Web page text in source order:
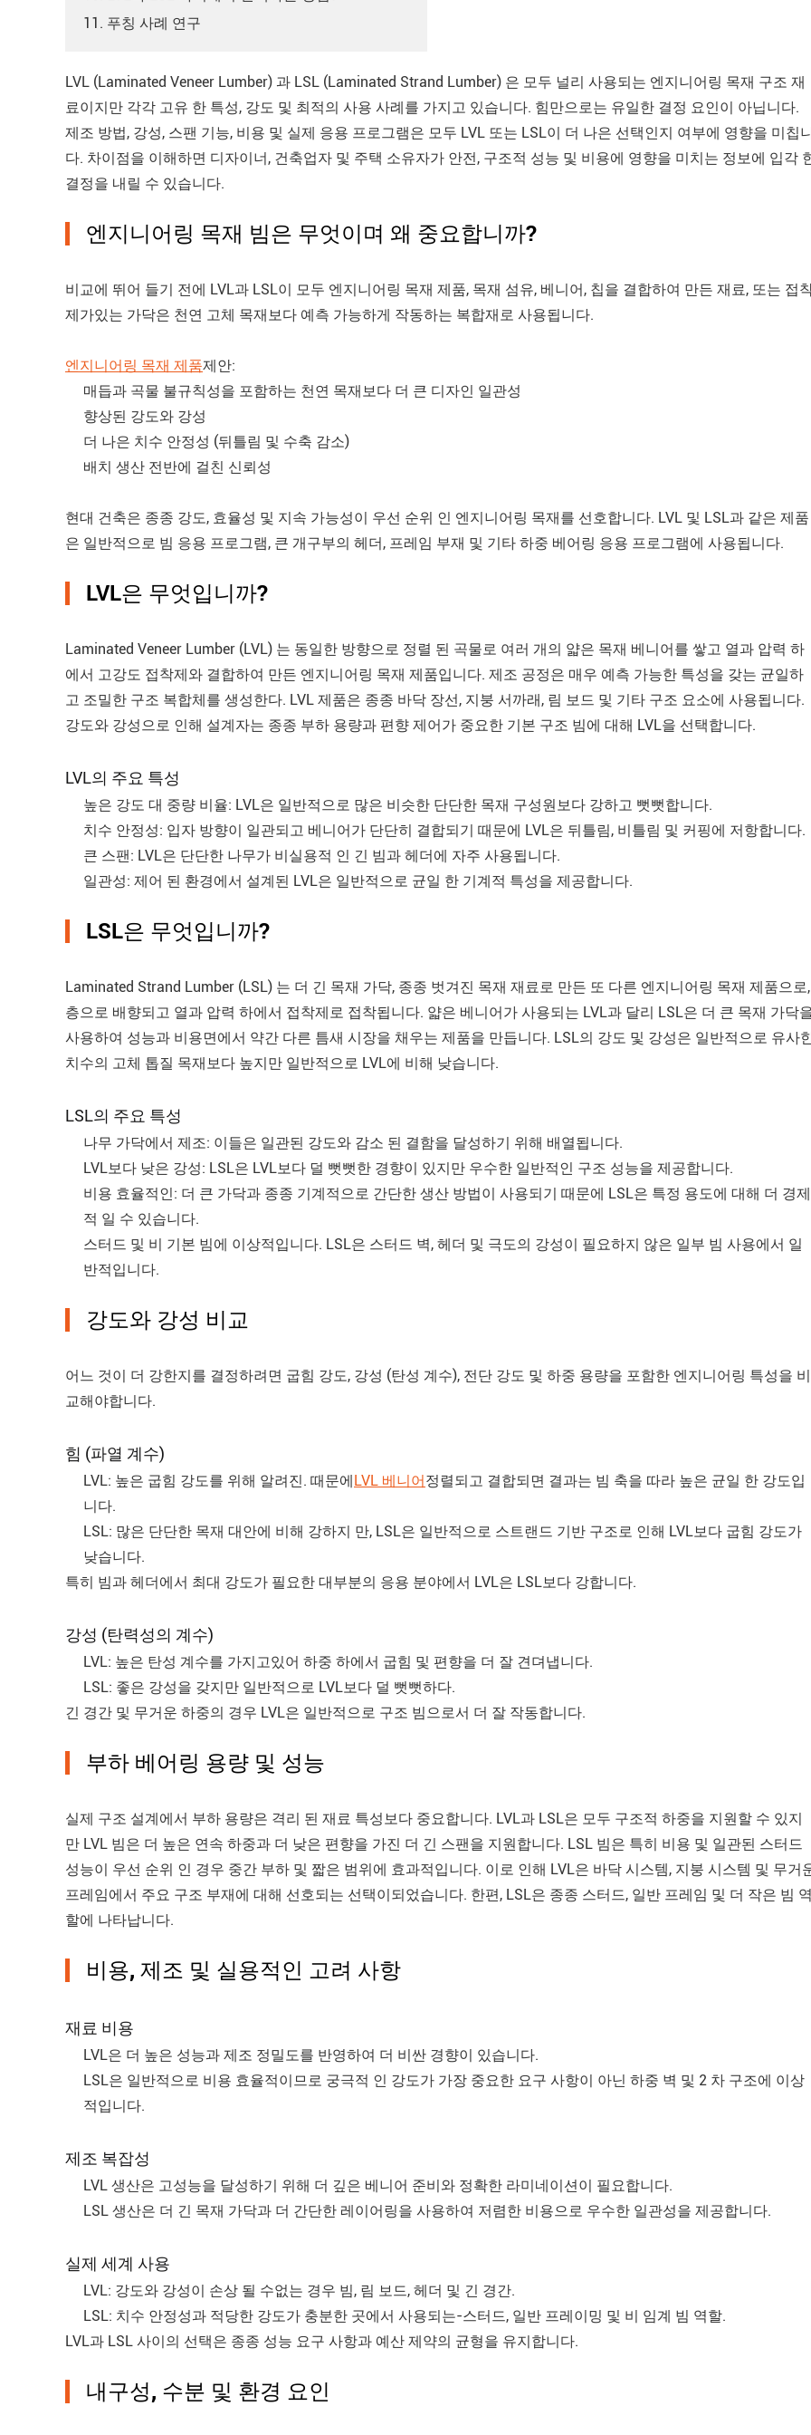
11. 푸칭 사례 연구
LVL (Laminated Veneer Lumber) 과 LSL (Laminated Strand Lumber) 은 모두 널리 사용되는 엔지니어링 목재 구조 재
료이지만 각각 고유 한 특성, 강도 및 최적의 사용 사례를 가지고 있습니다. 힘만으로는 유일한 결정 요인이 아닙니다.
제조 방법, 강성, 스팬 기능, 비용 및 실제 응용 프로그램은 모두 LVL 또는 LSL이 더 나은 선택인지 여부에 영향을 미칩
다. 차이점을 이해하면 디자이너, 건축업자 및 주택 소유자가 안전, 구조적 성능 및 비용에 영향을 미치는 정보에 입각
결정을 내릴 수 있습니다.
엔지니어링 목재 빔은 무엇이며 왜 중요합니까?
비교에 뛰어 들기 전에 LVL과 LSL이 모두 엔지니어링 목재 제품, 목재 섬유, 베니어, 칩을 결합하여 만든 재료, 또는 접
제가있는 가닥은 천연 고체 목재보다 예측 가능하게 작동하는 복합재로 사용됩니다.
엔지니어링 목재 제품제안:
매듭과 곡물 불규칙성을 포함하는 천연 목재보다 더 큰 디자인 일관성
향상된 강도와 강성
더 나은 치수 안정성 (뒤틀림 및 수축 감소)
배치 생산 전반에 걸친 신뢰성
현대 건축은 종종 강도, 효율성 및 지속 가능성이 우선 순위 인 엔지니어링 목재를 선호합니다. LVL 및 LSL과 같은 제품
은 일반적으로 빔 응용 프로그램, 큰 개구부의 헤더, 프레임 부재 및 기타 하중 베어링 응용 프로그램에 사용됩니다.
LVL은 무엇입니까?
Laminated Veneer Lumber (LVL) 는 동일한 방향으로 정렬 된 곡물로 여러 개의 얇은 목재 베니어를 쌓고 열과 압력 하
에서 고강도 접착제와 결합하여 만든 엔지니어링 목재 제품입니다. 제조 공정은 매우 예측 가능한 특성을 갖는 균일하
고 조밀한 구조 복합체를 생성한다. LVL 제품은 종종 바닥 장선, 지붕 서까래, 림 보드 및 기타 구조 요소에 사용됩니다.
강도와 강성으로 인해 설계자는 종종 부하 용량과 편향 제어가 중요한 기본 구조 빔에 대해 LVL을 선택합니다.
LVL의 주요 특성
높은 강도 대 중량 비율: LVL은 일반적으로 많은 비슷한 단단한 목재 구성원보다 강하고 뻣뻣합니다.
치수 안정성: 입자 방향이 일관되고 베니어가 단단히 결합되기 때문에 LVL은 뒤틀림, 비틀림 및 커핑에 저항합니다.
큰 스팬: LVL은 단단한 나무가 비실용적 인 긴 빔과 헤더에 자주 사용됩니다.
일관성: 제어 된 환경에서 설계된 LVL은 일반적으로 균일 한 기계적 특성을 제공합니다.
LSL은 무엇입니까?
Laminated Strand Lumber (LSL) 는 더 긴 목재 가닥, 종종 벗겨진 목재 재료로 만든 또 다른 엔지니어링 목재 제품으로,
층으로 배향되고 열과 압력 하에서 접착제로 접착됩니다. 얇은 베니어가 사용되는 LVL과 달리 LSL은 더 큰 목재 가닥
사용하여 성능과 비용면에서 약간 다른 틈새 시장을 채우는 제품을 만듭니다. LSL의 강도 및 강성은 일반적으로 유사
치수의 고체 톱질 목재보다 높지만 일반적으로 LVL에 비해 낮습니다.
LSL의 주요 특성
나무 가닥에서 제조: 이들은 일관된 강도와 감소 된 결함을 달성하기 위해 배열됩니다.
LVL보다 낮은 강성: LSL은 LVL보다 덜 뻣뻣한 경향이 있지만 우수한 일반적인 구조 성능을 제공합니다.
비용 효율적인: 더 큰 가닥과 종종 기계적으로 간단한 생산 방법이 사용되기 때문에 LSL은 특정 용도에 대해 더 경제
적 일 수 있습니다.
스터드 및 비 기본 빔에 이상적입니다. LSL은 스터드 벽, 헤더 및 극도의 강성이 필요하지 않은 일부 빔 사용에서 일
반적입니다.
강도와 강성 비교
어느 것이 더 강한지를 결정하려면 굽힘 강도, 강성 (탄성 계수), 전단 강도 및 하중 용량을 포함한 엔지니어링 특성을 비
교해야합니다.
힘 (파열 계수)
LVL: 높은 굽힘 강도를 위해 알려진. 때문에LVL 베니어정렬되고 결합되면 결과는 빔 축을 따라 높은 균일 한 강도입
니다.
LSL: 많은 단단한 목재 대안에 비해 강하지 만, LSL은 일반적으로 스트랜드 기반 구조로 인해 LVL보다 굽힘 강도가
낮습니다.
특히 빔과 헤더에서 최대 강도가 필요한 대부분의 응용 분야에서 LVL은 LSL보다 강합니다.
강성 (탄력성의 계수)
LVL: 높은 탄성 계수를 가지고있어 하중 하에서 굽힘 및 편향을 더 잘 견뎌냅니다.
LSL: 좋은 강성을 갖지만 일반적으로 LVL보다 덜 뻣뻣하다.
긴 경간 및 무거운 하중의 경우 LVL은 일반적으로 구조 빔으로서 더 잘 작동합니다.
부하 베어링 용량 및 성능
실제 구조 설계에서 부하 용량은 격리 된 재료 특성보다 중요합니다. LVL과 LSL은 모두 구조적 하중을 지원할 수 있지
만 LVL 빔은 더 높은 연속 하중과 더 낮은 편향을 가진 더 긴 스팬을 지원합니다. LSL 빔은 특히 비용 및 일관된 스터드
성능이 우선 순위 인 경우 중간 부하 및 짧은 범위에 효과적입니다. 이로 인해 LVL은 바닥 시스템, 지붕 시스템 및 무거
프레임에서 주요 구조 부재에 대해 선호되는 선택이되었습니다. 한편, LSL은 종종 스터드, 일반 프레임 및 더 작은 빔 역
할에 나타납니다.
비용, 제조 및 실용적인 고려 사항
재료 비용
LVL은 더 높은 성능과 제조 정밀도를 반영하여 더 비싼 경향이 있습니다.
LSL은 일반적으로 비용 효율적이므로 궁극적 인 강도가 가장 중요한 요구 사항이 아닌 하중 벽 및 2 차 구조에 이상
적입니다.
제조 복잡성
LVL 생산은 고성능을 달성하기 위해 더 깊은 베니어 준비와 정확한 라미네이션이 필요합니다.
LSL 생산은 더 긴 목재 가닥과 더 간단한 레이어링을 사용하여 저렴한 비용으로 우수한 일관성을 제공합니다.
실제 세계 사용
LVL: 강도와 강성이 손상 될 수없는 경우 빔, 림 보드, 헤더 및 긴 경간.
LSL: 치수 안정성과 적당한 강도가 충분한 곳에서 사용되는-스터드, 일반 프레이밍 및 비 임계 빔 역할.
LVL과 LSL 사이의 선택은 종종 성능 요구 사항과 예산 제약의 균형을 유지합니다.
내구성, 수분 및 환경 요인